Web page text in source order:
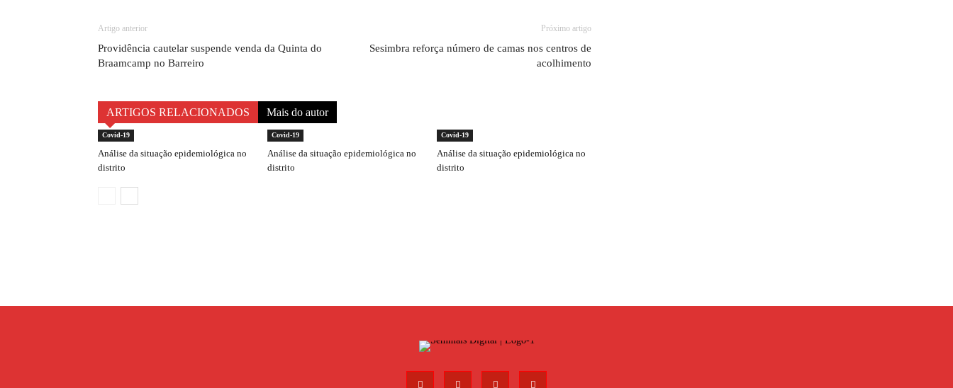
Artigo anterior
Providência cautelar suspende venda da Quinta do
Braamcamp no Barreiro
Próximo artigo
Sesimbra reforça número de camas nos centros de
acolhimento
ARTIGOS RELACIONADOS Mais do autor
Covid-19
Análise da situação epidemiológica no
distrito
Covid-19
Análise da situação epidemiológica no
distrito
Covid-19
Análise da situação epidemiológica no
distrito